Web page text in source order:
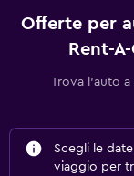
Offerte per
Rent-
Trova l'auto
Scegli le
viaggio per